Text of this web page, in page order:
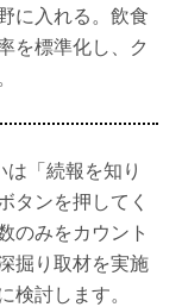
に入れる。飲食
を標準化し、ク
「続報を知り
タンを押してく
のみをカウント
掘り取材を実施
討します。